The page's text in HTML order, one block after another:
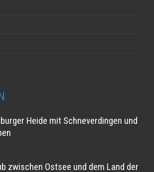
Heide mit Schneverdingen und
zwischen Ostsee und dem Land der